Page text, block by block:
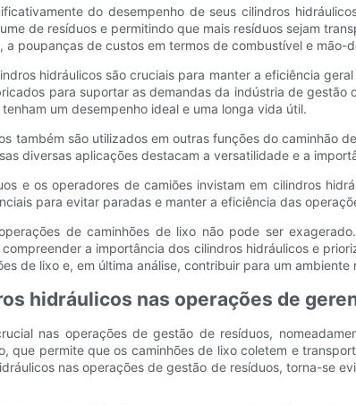
do desempenho de seus cilindros
de resíduos e permitindo que mais resíduos sejam
a poupanças de custos em termos de combustível e mão-
hidráulicos são cruciais para manter a eficiência
para suportar as demandas da indústria de
um desempenho ideal e uma longa vida útil.
também são utilizados em outras funções do caminhão
diversas aplicações destacam a versatilidade e a
e os operadores de camiões invistam em cilindros
para evitar paradas e manter a eficiência das
de caminhões de lixo não pode ser
a importância dos cilindros hidráulicos e
de lixo e, em última análise, contribuir para um ambiente
hidráulicos nas operações de
nas operações de gestão de resíduos,
que permite que os caminhões de lixo coletem e
nas operações de gestão de resíduos, torna-se